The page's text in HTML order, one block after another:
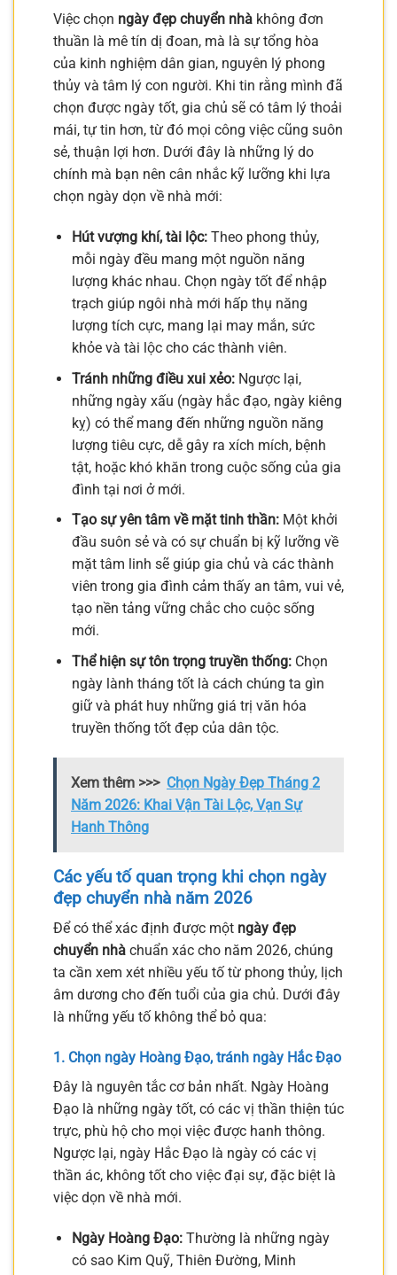
Việc chọn ngày đẹp chuyển nhà không đơn
thuần là mê tín dị đoan, mà là sự tổng hòa
của kinh nghiệm dân gian, nguyên lý phong
thủy và tâm lý con người. Khi tin rằng mình đã
chọn được ngày tốt, gia chủ sẽ có tâm lý thoải
mái, tự tin hơn, từ đó mọi công việc cũng suôn
sẻ, thuận lợi hơn. Dưới đây là những lý do
chính mà bạn nên cân nhắc kỹ lưỡng khi lựa
chọn ngày dọn về nhà mới:
Hút vượng khí, tài lộc:Theo phong thủy,
mỗi ngày đều mang một nguồn năng
lượng khác nhau. Chọn ngày tốt để nhập
trạch giúp ngôi nhà mới hấp thụ năng
lượng tích cực, mang lại may mắn, sức
khỏe và tài lộc cho các thành viên.
Tránh những điều xui xẻo:Ngược lại,
những ngày xấu (ngày hắc đạo, ngày kiêng
kỵ) có thể mang đến những nguồn năng
lượng tiêu cực, dễ gây ra xích mích, bệnh
tật, hoặc khó khăn trong cuộc sống của gia
đình tại nơi ở mới.
Tạo sự yên tâm về mặt tinh thần:Một khởi
đầu suôn sẻ và có sự chuẩn bị kỹ lưỡng về
mặt tâm linh sẽ giúp gia chủ và các thành
viên trong gia đình cảm thấy an tâm, vui vẻ,
tạo nền tảng vững chắc cho cuộc sống
mới.
Thể hiện sự tôn trọng truyền thống:Chọn
ngày lành tháng tốt là cách chúng ta gìn
giữ và phát huy những giá trị văn hóa
truyền thống tốt đẹp của dân tộc.
Xem thêm >>> Chọn Ngày Đẹp Tháng 2
Năm 2026: Khai Vận Tài Lộc, Vạn Sự
Hanh Thông
Các yếu tố quan trọng khi chọn ngày
đẹp chuyển nhà năm 2026
Để có thể xác định được một ngày đẹp
chuyển nhà chuẩn xác cho năm 2026, chúng
ta cần xem xét nhiều yếu tố từ phong thủy, lịch
âm dương cho đến tuổi của gia chủ. Dưới đây
là những yếu tố không thể bỏ qua:
1. Chọn ngày Hoàng Đạo, tránh ngày Hắc Đạo
Đây là nguyên tắc cơ bản nhất. Ngày Hoàng
Đạo là những ngày tốt, có các vị thần thiện túc
trực, phù hộ cho mọi việc được hanh thông.
Ngược lại, ngày Hắc Đạo là ngày có các vị
thần ác, không tốt cho việc đại sự, đặc biệt là
việc dọn về nhà mới.
Ngày Hoàng Đạo:Thường là những ngày
có sao Kim Quỹ, Thiên Đường, Minh